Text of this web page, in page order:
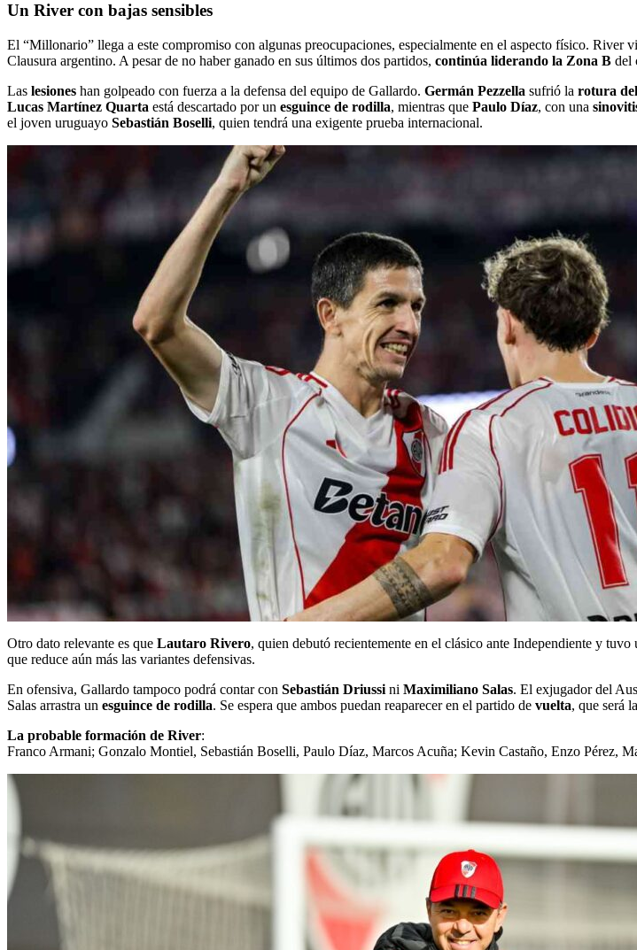
Un River con bajas sensibles
El “Millonario” llega a este compromiso con algunas preocupaciones, especialmente en el aspecto físico. River
Clausura argentino. A pesar de no haber ganado en sus últimos dos partidos, continúa liderando la Zona B del
Las lesiones han golpeado con fuerza a la defensa del equipo de Gallardo. Germán Pezzella sufrió la rotura
Lucas Martínez Quarta está descartado por un esguince de rodilla, mientras que Paulo Díaz, con una
el joven uruguayo Sebastián Boselli, quien tendrá una exigente prueba internacional.
Otro dato relevante es que Lautaro Rivero, quien debutó recientemente en el clásico ante Independiente y tuvo
que reduce aún más las variantes defensivas.
En ofensiva, Gallardo tampoco podrá contar con Sebastián Driussi ni Maximiliano Salas. El exjugador del
Salas arrastra un esguince de rodilla. Se espera que ambos puedan reaparecer en el partido de vuelta, que será
La probable formación de River:
Franco Armani; Gonzalo Montiel, Sebastián Boselli, Paulo Díaz, Marcos Acuña; Kevin Castaño, Enzo Pérez,